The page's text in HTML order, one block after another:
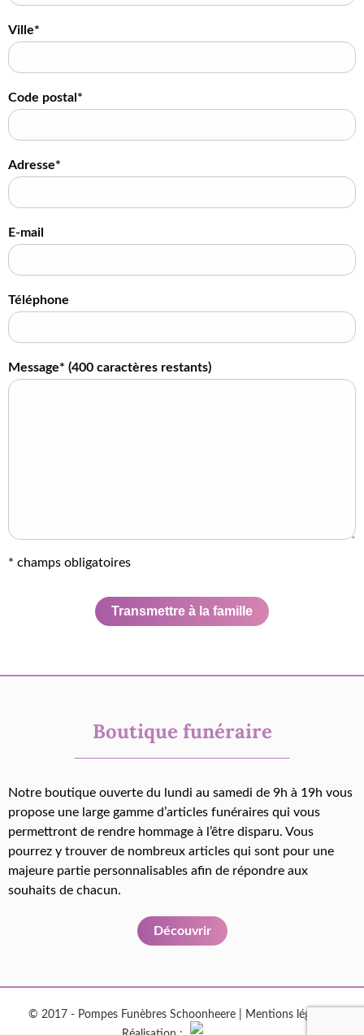
Ville*
Code postal*
Adresse*
E-mail
Téléphone
Message* (400 caractères restants)
* champs obligatoires
Transmettre à la famille
Boutique funéraire
Notre boutique ouverte du lundi au samedi de 9h à 19h vous
propose une large gamme d’articles funéraires qui vous
permettront de rendre hommage à l’être disparu. Vous
pourrez y trouver de nombreux articles qui sont pour une
majeure partie personnalisables afin de répondre aux
souhaits de chacun.
Découvrir
© 2017 - Pompes Funèbres Schoonheere | Mentions légales